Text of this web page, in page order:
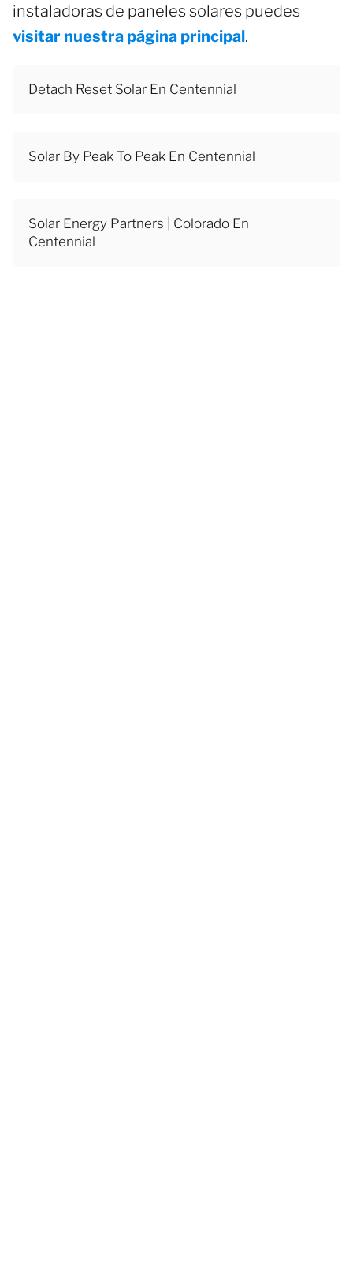
instaladoras de paneles solares puedes
visitar nuestra página principal.
Detach Reset Solar En Centennial
Solar By Peak To Peak En Centennial
Solar Energy Partners | Colorado En
Centennial